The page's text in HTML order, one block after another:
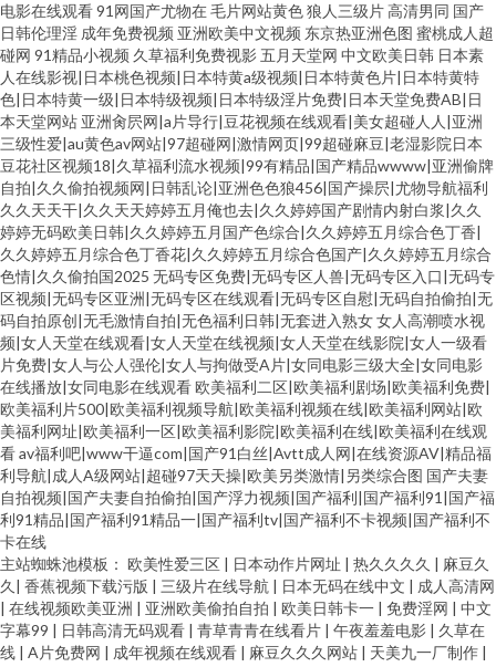
电影在线观看91网国产尤物在毛片网站黄色狼人三级片高清男同 国产
日韩伦理淫 成年免费视频 亚洲欧美中文视频 东京热亚洲色图 蜜桃成人超
碰网 91精品小视频 久草福利免费视影 五月天堂网 中文欧美日韩 日本素
人在线影视|日本桃色视频|日本特黄a级视频|日本特黄色片|日本特黄特
色|日本特黄一级|日本特级视频|日本特级淫片免费|日本天堂免费AB|日
本天堂网站 亚洲肏屄网|a片导行|豆花视频在线观看|美女超碰人人|亚洲
三级性爱|au黄色av网站|97超碰网|激情网页|99超碰麻豆|老湿影院日本
豆花社区视频18|久草福利流水视频|99有精品|国产精品wwww|亚洲偷牌
自拍|久久偷拍视频网|日韩乱论|亚洲色色狼456|国产操屄|尤物导航福利
久久天天干|久久天天婷婷五月俺也去|久久婷婷国产剧情内射白浆|久久
婷婷无码欧美日韩|久久婷婷五月国产色综合|久久婷婷五月综合色丁香|
久久婷婷五月综合色丁香花|久久婷婷五月综合色国产|久久婷婷五月综合
色情|久久偷拍国2025 无码专区免费|无码专区人兽|无码专区入口|无码专
区视频|无码专区亚洲|无码专区在线观看|无码专区自慰|无码自拍偷拍|无
码自拍原创|无毛激情自拍|无色福利日韩|无套进入熟女女人高潮喷水视
频|女人天堂在线观看|女人天堂在线视频|女人天堂在线影院|女人一级看
片免费|女人与公人强伦|女人与拘做受A片|女同电影三级大全|女同电影
在线播放|女同电影在线观看欧美福利二区|欧美福利剧场|欧美福利免费|
欧美福利片500|欧美福利视频导航|欧美福利视频在线|欧美福利网站|欧
美福利网址|欧美福利一区|欧美福利影院|欧美福利在线|欧美福利在线观
看av福利吧|www干逼com|国产91白丝|Avtt成人网|在线资源AV|精品福
利导航|成人A级网站|超碰97天天操|欧美另类激情|另类综合图 国产夫妻
自拍视频|国产夫妻自拍偷拍|国产浮力视频|国产福利|国产福利91|国产福
利91精品|国产福利91精品一|国产福利tv|国产福利不卡视频|国产福利不
卡在线
主站蜘蛛池模板： 欧美性爱三区 | 日本动作片网址 | 热久久久久 | 麻豆久
久 | 香蕉视频下载污版 | 三级片在线导航 | 日本无码在线中文 | 成人高清网
| 在线视频欧美亚洲 | 亚洲欧美偷拍自拍 | 欧美日韩卡一 | 免费淫网 | 中文
字幕99 | 日韩高清无码观看 | 青草青青在线看片 | 午夜羞羞电影 | 久草在
线 | A片免费网 | 成年视频在线观看 | 麻豆久久久网站 | 天美九一厂制作 |